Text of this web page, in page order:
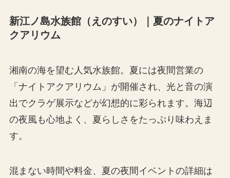
新江ノ島水族館（えのすい）｜夏のナイトア
クアリウム
湘南の海を望む人気水族館。夏には夜間営業の
「ナイトアクアリウム」が開催され、光と音の演
出でクラゲ展示などが幻想的に彩られます。海辺
の夜風も心地よく、夏らしさをたっぷり味わえま
す。
混まない時間や料金、夏の夜間イベントの詳細は